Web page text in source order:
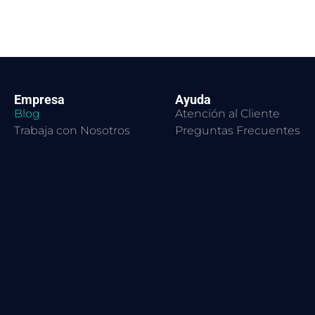
Empresa
Blog
Trabaja con Nosotros
Ayuda
Atención al Cliente
Preguntas Frecuentes